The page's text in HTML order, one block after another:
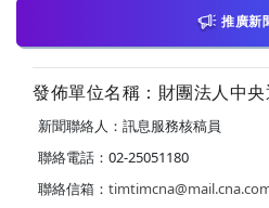
推廣新
發佈單位名稱：財團法人中
新聞聯絡人：訊息服務核稿員
聯絡電話：02-25051180
聯絡信箱：